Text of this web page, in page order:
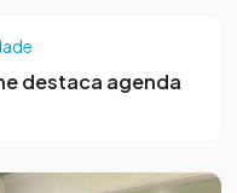
destaca agenda